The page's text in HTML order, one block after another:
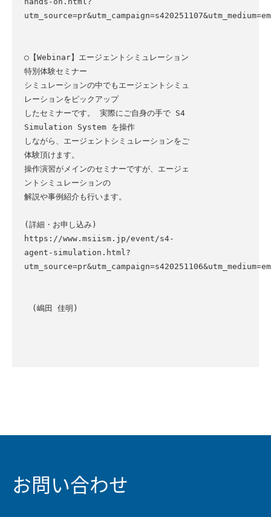
○【Webinar】エージェントシミュレーション
特別体験セミナー
シミュレーションの中でもエージェントシミュ
レーションをピックアップ
したセミナーです。 実際にご自身の手で S4
Simulation System を操作
しながら、エージェントシミュレーションをご
体験頂けます。
操作演習がメインのセミナーですが、エージェ
ントシミュレーションの
解説や事例紹介も行います。
(詳細・お申し込み)
https://www.msiism.jp/event/s4-
agent-simulation.html?
(嶋田 佳明)
お問い合わせ